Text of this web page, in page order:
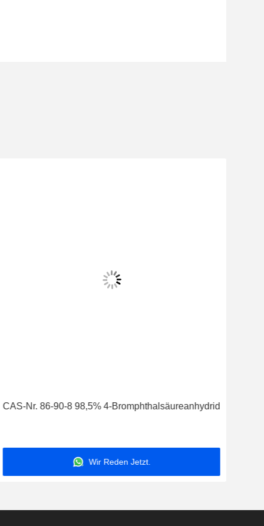
CAS-Nr. 86-90-8 98,5% 4-Bromphthalsäureanhydrid
Wir Reden Jetzt.